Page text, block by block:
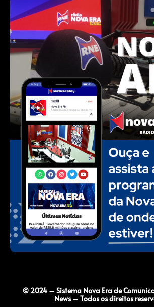
© 2024 – Sistema Nova Era de
News – Todos os direitos